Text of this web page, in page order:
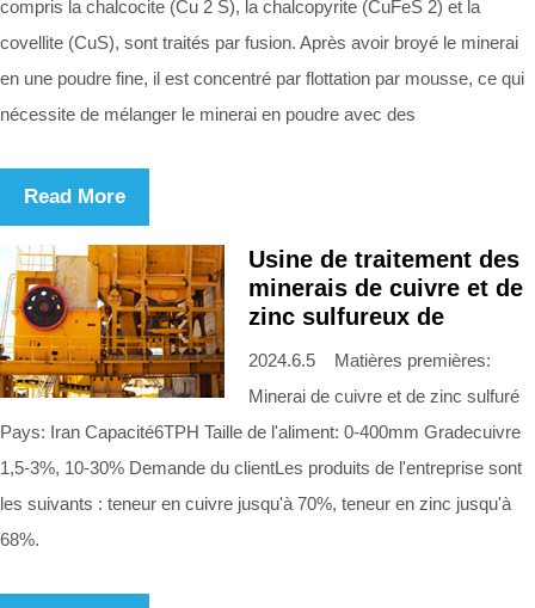
compris la chalcocite (Cu 2 S), la chalcopyrite (CuFeS 2) et la
covellite (CuS), sont traités par fusion. Après avoir broyé le minerai
en une poudre fine, il est concentré par flottation par mousse, ce qui
nécessite de mélanger le minerai en poudre avec des
Read More
Usine de traitement des
minerais de cuivre et de
zinc sulfureux de
2024.6.5 Matières premières:
Minerai de cuivre et de zinc sulfuré
Pays: Iran Capacité6TPH Taille de l'aliment: 0-400mm Gradecuivre
1,5-3%, 10-30% Demande du clientLes produits de l'entreprise sont
les suivants : teneur en cuivre jusqu'à 70%, teneur en zinc jusqu'à
68%.